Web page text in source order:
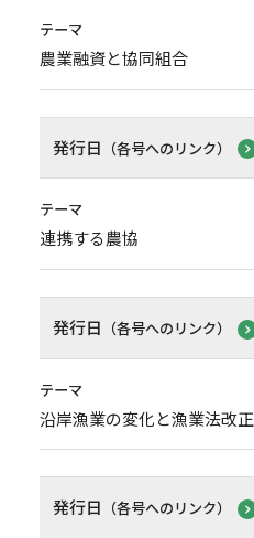
テーマ
農業融資と協同組合
発行日 （各号へのリンク）
テーマ
連携する農協
発行日 （各号へのリンク）
テーマ
沿岸漁業の変化と漁業法改正
発行日 （各号へのリンク）